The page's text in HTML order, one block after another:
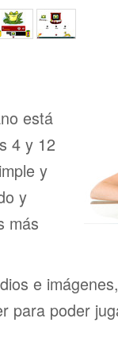
está
4 y 12
y
y
más
e
para poder